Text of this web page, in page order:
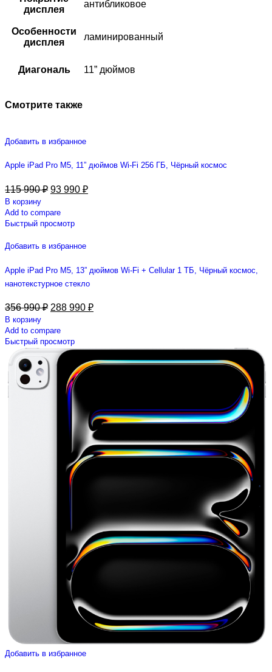
дисплея
антибликовое
Особенности
дисплея
ламинированный
Диагональ 11” дюймов
Смотрите также
Добавить в избранное
Apple iPad Pro M5, 11” дюймов Wi-Fi 256 ГБ, Чёрный космос
115 990₽ 93 990 ₽
В корзину
Add to compare
Быстрый просмотр
Добавить в избранное
Apple iPad Pro M5, 13” дюймов Wi-Fi + Cellular 1 ТБ, Чёрный космос,
нанотекстурное стекло
356 990₽ 288 990 ₽
В корзину
Add to compare
Быстрый просмотр
Добавить в избранное